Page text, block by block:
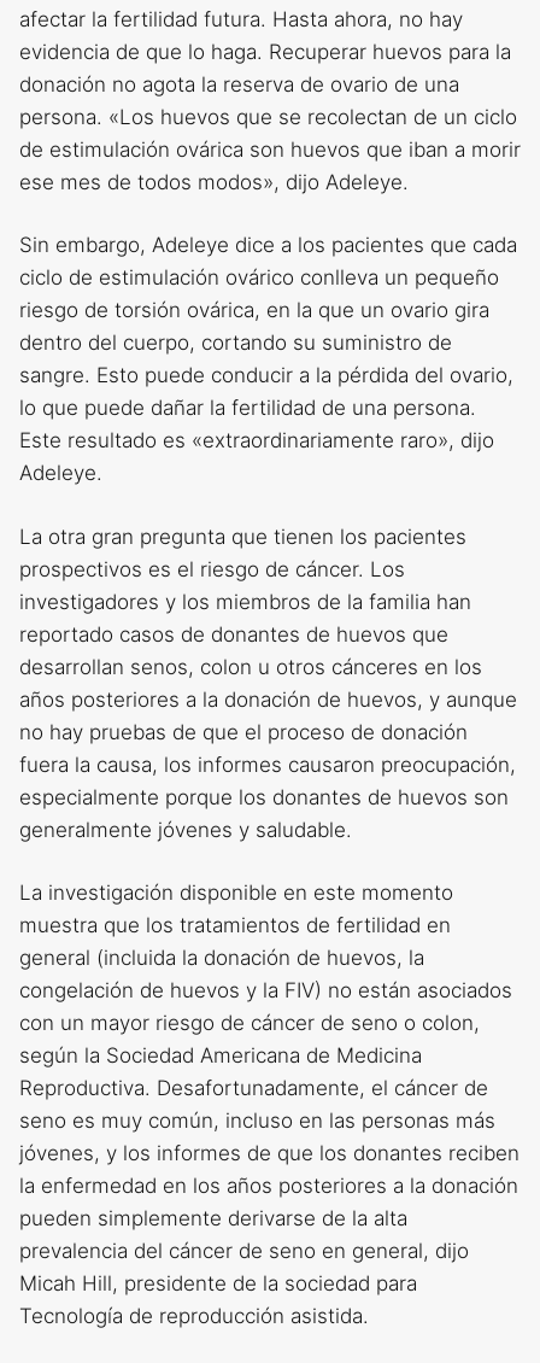
afectar la fertilidad futura. Hasta ahora, no hay
evidencia de que lo haga. Recuperar huevos para la
donación no agota la reserva de ovario de una
persona. «Los huevos que se recolectan de un ciclo
de estimulación ovárica son huevos que iban a morir
ese mes de todos modos», dijo Adeleye.
Sin embargo, Adeleye dice a los pacientes que cada
ciclo de estimulación ovárico conlleva un pequeño
riesgo de torsión ovárica, en la que un ovario gira
dentro del cuerpo, cortando su suministro de
sangre. Esto puede conducir a la pérdida del ovario,
lo que puede dañar la fertilidad de una persona.
Este resultado es «extraordinariamente raro», dijo
Adeleye.
La otra gran pregunta que tienen los pacientes
prospectivos es el riesgo de cáncer. Los
investigadores y los miembros de la familia han
reportado casos de donantes de huevos que
desarrollan senos, colon u otros cánceres en los
años posteriores a la donación de huevos, y aunque
no hay pruebas de que el proceso de donación
fuera la causa, los informes causaron preocupación,
especialmente porque los donantes de huevos son
generalmente jóvenes y saludable.
La investigación disponible en este momento
muestra que los tratamientos de fertilidad en
general (incluida la donación de huevos, la
congelación de huevos y la FIV) no están asociados
con un mayor riesgo de cáncer de seno o colon,
según la Sociedad Americana de Medicina
Reproductiva. Desafortunadamente, el cáncer de
seno es muy común, incluso en las personas más
jóvenes, y los informes de que los donantes reciben
la enfermedad en los años posteriores a la donación
pueden simplemente derivarse de la alta
prevalencia del cáncer de seno en general, dijo
Micah Hill, presidente de la sociedad para
Tecnología de reproducción asistida.